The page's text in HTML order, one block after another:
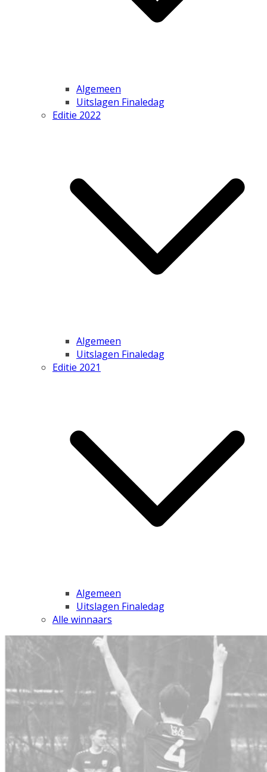
Algemeen
Uitslagen Finaledag
Editie 2022
Algemeen
Uitslagen Finaledag
Editie 2021
Algemeen
Uitslagen Finaledag
Alle winnaars